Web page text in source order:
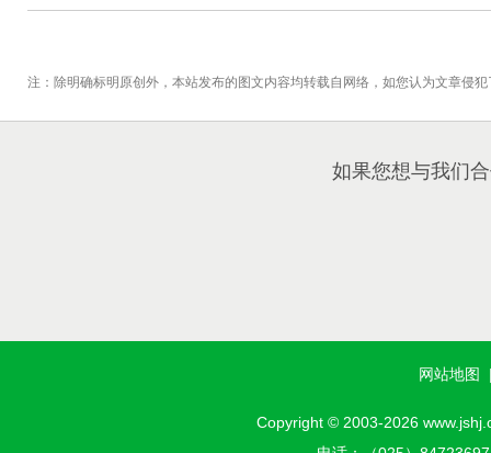
注：除明确标明原创外，本站发布的图文内容均转载自网络，如您认为文章侵
如果您想与我们
网站地图
Copyright © 2003-2026